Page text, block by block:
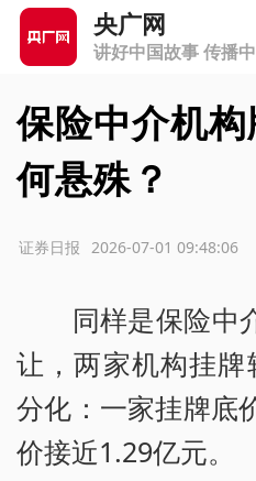
央广网
讲好中国故事 传播
保险中介机
何悬殊？
2026-07-01 09:48:06
证券日报
同样是保险中
让，两家机构挂
分化：一家挂牌底
价接近1.29亿元。